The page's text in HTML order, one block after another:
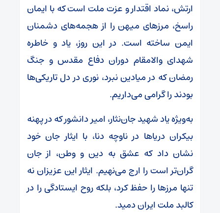
ارتش، نماد اقتدار و عزت ملت است که با ایمان
راسخ، مرزهای میهن را از هجمه‌های دشمنان
ایمن ساخته است. ‌در این روز، یاد و خاطره
شهدای والامقام دوران دفاع مقدس و جنگ
رمضان که در میادین نبرد، نوری در دل تاریکی‌ها
بودند را گرامی می‌داریم.
به‌ویژه یاد شهید جان‌نثار، امیر دانشور که در پهنه
بیکران دریاها در ناوچه دنا، با ایثار جان خود
نشان داد که عشق به دین و وطن، از جان
گران‌تر است را ارج می‌نهیم. ایثار این عزیزان نه
تنها مرزها را حفظ کرد، بلکه روح ایستادگی را در
کالبد ملت ایران دمید.